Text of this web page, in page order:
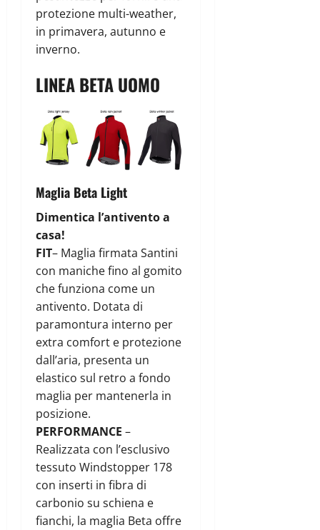
protezione multi-weather,
in primavera, autunno e
inverno.
LINEA BETA UOMO
Maglia Beta Light
Dimentica l’antivento a
casa!
FIT– Maglia firmata Santini
con maniche fino al gomito
che funziona come un
antivento. Dotata di
paramontura interno per
extra comfort e protezione
dall’aria, presenta un
elastico sul retro a fondo
maglia per mantenerla in
posizione.
PERFORMANCE –
Realizzata con l’esclusivo
tessuto Windstopper 178
con inserti in fibra di
carbonio su schiena e
fianchi, la maglia Beta offre